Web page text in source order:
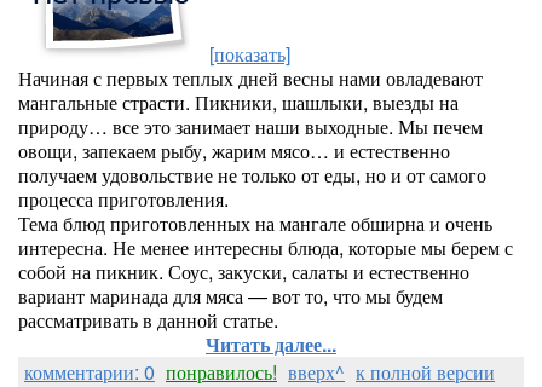
[показать]
Начиная с первых теплых дней весны нами овладевают
мангальные страсти. Пикники, шашлыки, выезды на
природу… все это занимает наши выходные. Мы печем
овощи, запекаем рыбу, жарим мясо… и естественно
получаем удовольствие не только от еды, но и от самого
процесса приготовления.
Тема блюд приготовленных на мангале обширна и очень
интересна. Не менее интересны блюда, которые мы берем с
собой на пикник. Соус, закуски, салаты и естественно
вариант маринада для мяса — вот то, что мы будем
рассматривать в данной статье.
Читать далее...
комментарии: 0 понравилось! вверх^ к полной версии